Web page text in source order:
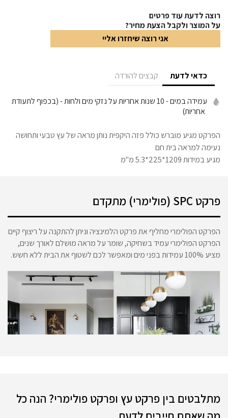
רוצה לדעת עוד פרטים
על המוצר ולקבל הצעת מחיר?
אני רוצה שיחזרו אליי
כדאי לדעת קבצים להורדה
עמידה במים
- 10 שנות אחריות על נזקי מים ולחות - (בכפוף לתעודת
אחריות)
הפרקט מגיע מוברש כולל פזה היקפית נותן מראה של עץ טבעי ותחושה
נעימה למראה בית חם
מגיע במידות 1209*225*5.3 מ"מ
פרקט SPC (פולימרי) מתקדם
הפרקט הפולימרי מחליף את פרקט הלמינציה וניתן להתקנה על ריצוף קיים
הפרקט הפולימרי עמיד בשחיקה, שומר על מראה מושלם לאורך שנים,
מציע 100% עמידות בפני מים ומאפשר לכם לשטוף את הבית ללא חשש.
מתלבטים בין פרקט עץ ופרקט פולימרי? הנה כל